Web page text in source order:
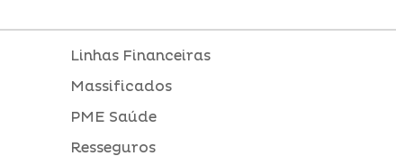
Linhas Financeiras
Massificados
PME Saúde
Resseguros